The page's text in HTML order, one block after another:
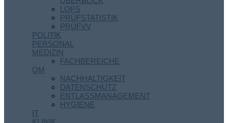
LOPS
PRÜFSTATISTIK
PRÜFVV
POLITIK
PERSONAL
MEDIZIN
FACHBEREICHE
QM
NACHHALTIGKEIT
DATENSCHUTZ
ENTLASSMANAGEMENT
HYGIENE
IT